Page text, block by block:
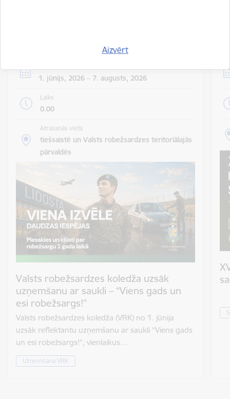
Aizvērt
1. jūnijs, 2026 – 7. augusts, 2026
Laiks
0.00
Atrašanās vieta
tiešsaistē un Valsts robežsardzes teritoriālajās
pārvaldēs
Valsts robežsardzes koledža uzsāk
uzņemšanu ar saukli – “Viens gads un
esi robežsargs!”
Valsts robežsardzes koledža (VRK) no 1. jūnija
uzsāk reflektantu uzņemšanu ar saukli “Viens gads
un esi robežsargs!”, vienlaikus…
Uzņemšana VRK